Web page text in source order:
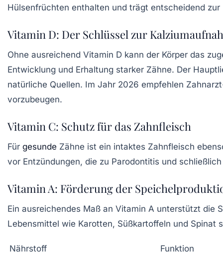
Hülsenfrüchten enthalten und trägt entscheidend
Vitamin D: Der Schlüssel zur
Ohne ausreichend Vitamin D kann der Körper das
Entwicklung und Erhaltung starker Zähne. Der
natürliche Quellen. Im Jahr 2026 empfehlen
vorzubeugen.
Vitamin C: Schutz für das Zahnfleisch
Für gesunde Zähne ist ein intaktes Zahnfleisch
vor Entzündungen, die zu Parodontitis und
Vitamin A: Förderung der
Ein ausreichendes Maß an Vitamin A unterstützt die
Lebensmittel wie Karotten, Süßkartoffeln und Spinat
Nährstoff
Funktion